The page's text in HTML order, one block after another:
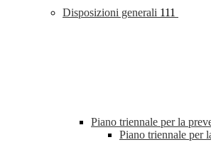
Disposizioni generali 111
Piano triennale per la
Piano triennale per